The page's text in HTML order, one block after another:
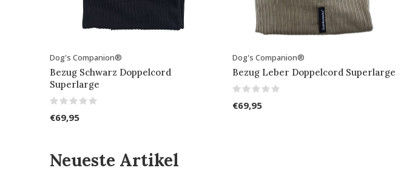
Dog's Companion®
Bezug Schwarz Doppelcord
Superlarge
€69,95
Dog's Companion®
Bezug Leber Doppelcord Superlarge
€69,95
Neueste Artikel